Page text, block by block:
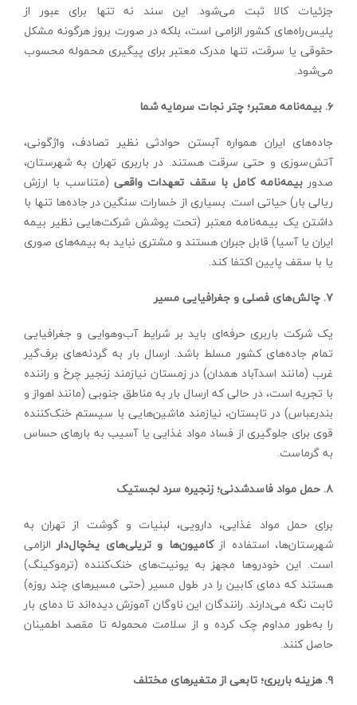
جزئیات کالا ثبت می‌شود. این سند نه تنها برای عبور از
پلیس‌راه‌های کشور الزامی است، بلکه در صورت بروز هرگونه مشکل
حقوقی یا سرقت، تنها مدرک معتبر برای پیگیری محموله محسوب
می‌شود.
۶. بیمه‌نامه معتبر؛ چتر نجات سرمایه شما
جاده‌های ایران همواره آبستن حوادثی نظیر تصادف، واژگونی،
آتش‌سوزی و حتی سرقت هستند. در باربری تهران به شهرستان،
صدوربیمه‌نامه کامل با سقف تعهدات واقعی (متناسب با ارزش
ریالی بار) حیاتی است. بسیاری از خسارات سنگین در جاده‌ها تنها با
داشتن یک بیمه‌نامه معتبر (تحت پوشش شرکت‌هایی نظیر بیمه
ایران یا آسیا) قابل جبران هستند و مشتری نباید به بیمه‌های صوری
یا با سقف پایین اکتفا کند.
۷. چالش‌های فصلی و جغرافیایی مسیر
یک شرکت باربری حرفه‌ای باید بر شرایط آب‌وهوایی و جغرافیایی
تمام جاده‌های کشور مسلط باشد. ارسال بار به گردنه‌های برف‌گیر
غرب (مانند اسدآباد همدان) در زمستان نیازمند زنجیر چرخ و راننده
با تجربه است، در حالی که ارسال بار به مناطق جنوبی (مانند اهواز و
بندرعباس) در تابستان، نیازمند ماشین‌هایی با سیستم خنک‌کننده
قوی برای جلوگیری از فساد مواد غذایی یا آسیب به بارهای حساس
به گرماست.
۸. حمل مواد فاسدشدنی؛ زنجیره سرد لجستیک
برای حمل مواد غذایی، دارویی، لبنیات و گوشت از تهران به
شهرستان‌ها، استفاده ازکامیون‌ها و تریلی‌های یخچال‌دارالزامی
است. این خودروها مجهز به یونیت‌های خنک‌کننده (ترموکینگ)
هستند که دمای کابین را در طول مسیر (حتی مسیرهای چند روزه)
ثابت نگه می‌دارند. رانندگان این ناوگان آموزش دیده‌اند تا دمای بار
را به‌طور مداوم چک کرده و از سلامت محموله تا مقصد اطمینان
حاصل کنند.
۹. هزینه باربری؛ تابعی از متغیرهای مختلف